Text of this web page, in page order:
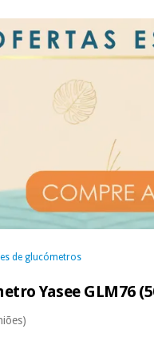
de glucómetros
Yasee GLM76